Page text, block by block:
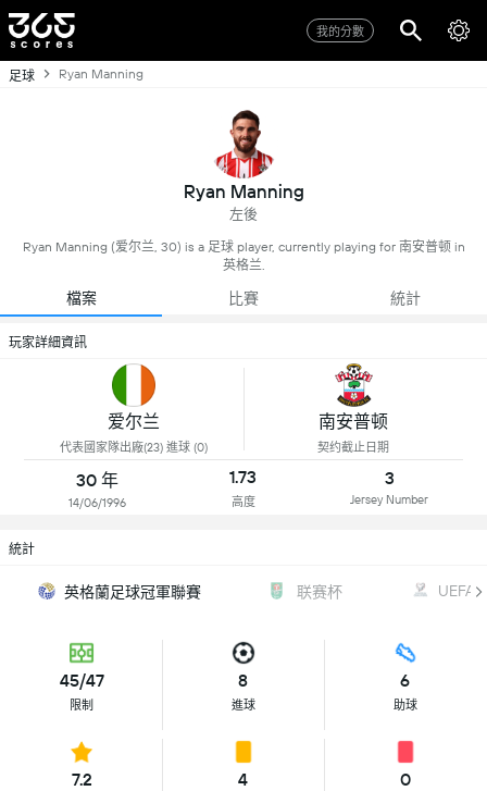
我的分數
足球 Ryan Manning
Ryan Manning
左後
Ryan Manning (爱尔兰, 30) is a 足球 player, currently playing for 南安普顿 in
英格兰.
檔案 比賽 統計
玩家詳細資訊
爱尔兰
代表國家隊出廠(23) 進球 (0)
南安普顿
契约截止日期
30 年
14/06/1996
1.73
高度
3
Jersey Number
統計
英格蘭足球冠軍聯賽 联赛杯 UEFA
45/47
限制
8
進球
6
助球
7.2 4 0